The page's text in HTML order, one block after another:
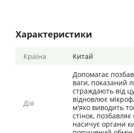
Характеристики
Країна Китай
Дія
Допомагає
ваги, показаний
страждають від
відновлює
м'яко виводить
стінок, позбавляє
насичує органи